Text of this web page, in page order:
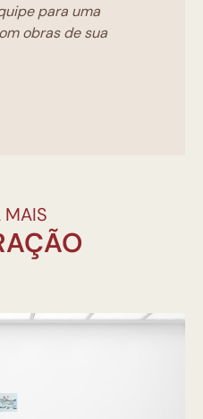
para uma
obras de sua
MAIS